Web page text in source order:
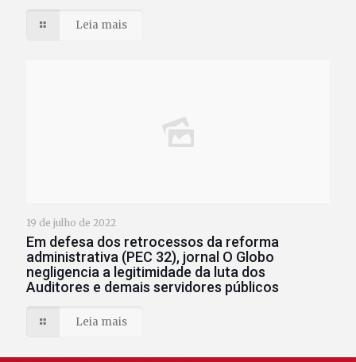
Leia mais
19 de julho de 2022
Em defesa dos retrocessos da reforma
administrativa (PEC 32), jornal O Globo
negligencia a legitimidade da luta dos
Auditores e demais servidores públicos
Leia mais